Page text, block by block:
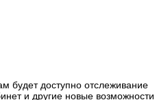
будет доступно отслеживание
и другие новые возможности